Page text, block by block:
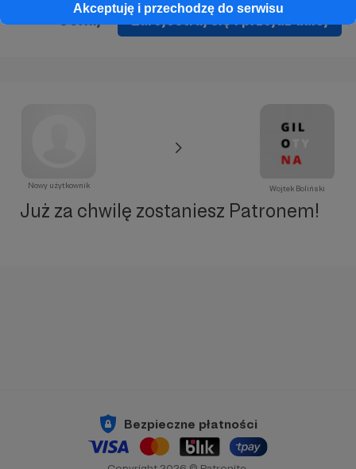
Akceptuję i przechodzę do serwisu
Zarejestruj się i przejdź dalej
Nowy użytkownik Wojtek Boliński
Już za chwilę zostaniesz Patronem!
Bezpieczne płatności